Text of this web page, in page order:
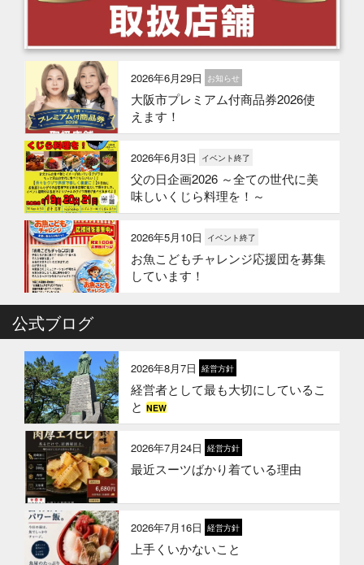
2026年6月29日 お知らせ
大阪市プレミアム付商品券2026使
えます！
2026年6月3日 イベント終了
父の日企画2026 ～全ての世代に美
味しいくじら料理を！～
2026年5月10日 イベント終了
お魚こどもチャレンジ応援団を募集
しています！
お魚こどもチャレンジ第10弾
2026年3月24日 イベント終了
お魚屋さんかぎやの創業祭
2026年3月10日 お知らせ
2026年1月21日 お知らせ
公式ブログ
2026年8月7日 経営方針
経営者として最も大切にしているこ
とNEW
2026年7月24日 経営方針
最近スーツばかり着ている理由
2026年7月16日 経営方針
上手くいかないこと